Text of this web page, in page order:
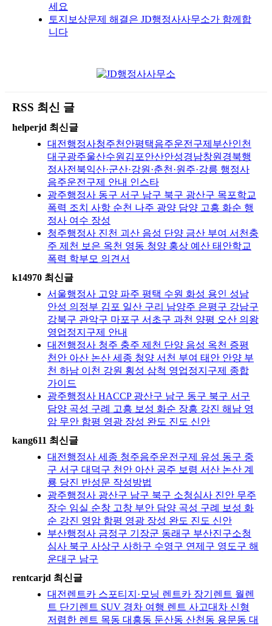
세요
토지보상문제 해결은 JD행정사사무소가 함께합
니다
RSS 최신 글
helperjd 최신글
대전행정사청주천안평택음주운전구제부산인천
대구광주울산수원김포안산안성경남창원경북행
정사전북익산·군산·강원·춘천·원주·강릉 행정사
음주운전구제 안내 인스타
광주행정사 동구 서구 남구 북구 광산구 목포학교
폭력 조치 사항 순천 나주 광양 담양 고흥 화순 행
정사 여수 장성
청주행정사 진천 괴산 음성 단양 금산 부여 서천충
주 제천 보은 옥천 영동 청양 홍상 예산 태안학교
폭력 학부모 의견서
k14970 최신글
서울행정사 고양 파주 평택 수원 화성 용인 성남
안성 의정부 김포 일산 구리 남양주 은평구 강남구
강북구 관악구 마포구 서초구 과천 양평 오산 의왕
영업정지구제 안내
대전행정사 청주 충주 제천 단양 음성 옥천 증평
천안 아산 논산 세종 청양 서천 부여 태안 안양 부
천 하남 이천 강원 횡성 삼척 영업정지구제 종합
가이드
광주행정사 HACCP 광산구 남구 동구 북구 서구
담양 곡성 구례 고흥 보성 화순 장흥 강진 해남 영
암 무안 함평 영광 장성 완도 진도 신안
kang611 최신글
대전행정사 세종 청주음주운전구제 유성 동구 중
구 서구 대덕구 천안 아산 공주 보령 서산 논산 계
룡 당진 반성문 작성방법
광주행정사 광산구 남구 북구 소청심사 진안 무주
장수 임실 순창 고창 부안 담양 곡성 구례 보성 화
순 강진 영암 함평 영광 장성 완도 진도 신안
부산행정사 금정구 기장군 동래구 부산진구소청
심사 북구 사상구 사하구 수영구 연제구 영도구 해
운대구 남구
rentcarjd 최신글
대전렌트카 스포티지·모닝 렌트카 장기렌트 월렌
트 단기렌트 SUV 경차 여행 렌트 사고대차 신형
저렴한 렌트 목동 대흥동 둔산동 산천동 용문동 대